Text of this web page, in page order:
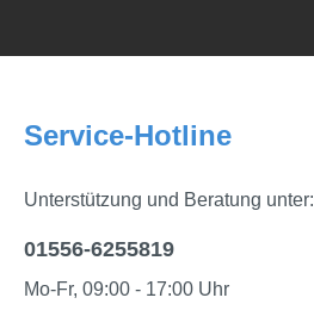
Service-Hotline
Unterstützung und Beratung unter:
01556-6255819
Mo-Fr, 09:00 - 17:00 Uhr